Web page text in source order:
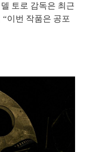
토로 감독은 최근
이번 작품은 공포